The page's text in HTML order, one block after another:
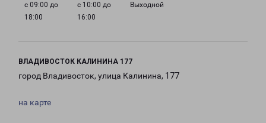
с 09:00 до
18:00
с 10:00 до
16:00
Выходной
ВЛАДИВОСТОК КАЛИНИНА 177
город Владивосток, улица Калинина, 177
на карте